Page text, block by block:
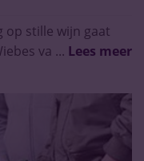
op stille wijn gaat
va ... Lees meer